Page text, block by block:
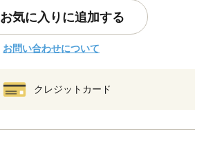
お気に入りに追加する
お問い合わせについて
クレジットカード